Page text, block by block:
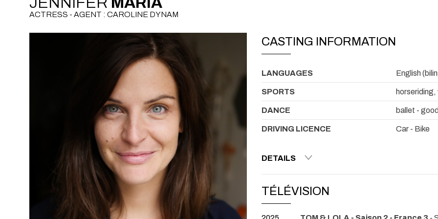
ACTRESS - AGENT : CAROLINE DYNAM
CASTING INFORMATION
LANGUAGES English
SPORTS
DANCE ballet -
DRIVING LICENCE Car - Bike
DETAILS
TÉLÉVISION